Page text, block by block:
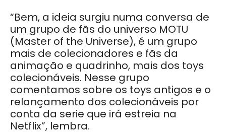
“Bem, a ideia surgiu numa conversa de
um grupo de fãs do universo MOTU
(Master of the Universe), é um grupo
mais de colecionadores e fãs da
animação e quadrinho, mais dos toys
colecionáveis. Nesse grupo
comentamos sobre os toys antigos e o
relançamento dos colecionáveis por
conta da serie que irá estreia na
Netflix”, lembra.